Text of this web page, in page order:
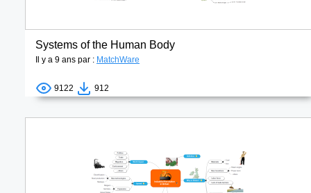
Systems of the Human Body
Il y a 9 ans par : MatchWare
9122 912